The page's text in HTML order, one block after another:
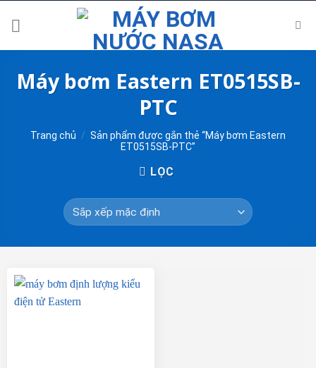
Máy bơm Eastern ET0515SB-
PTC
Trang chủ / Sản phẩm được gắn thẻ “Máy bơm Eastern
ET0515SB-PTC”
LỌC